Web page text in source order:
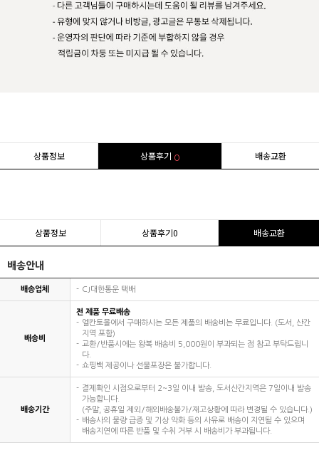
상품정보 상품후기 0 배송교환
상품정보 상품후기0 배송교환
배송안내
배송업체 CJ대한통운 택배
배송비
전 제품 무료배송
엘칸토몰에서 구매하시는 모든 제품의 배송비는 무료입니다. (도서, 산간
지역 포함)
교환/반품시에는 왕복 배송비 5,000원이 부과되는 점 참고 부탁드립니
다.
쇼핑백 제공이나 선물포장은 불가합니다.
배송기간
결제확인 시점으로부터 2~3일 이내 발송, 도서산간지역은 7일이내 발송
가능합니다.
(주말, 공휴일 제외/해외배송불가/재고상황에 따라 변경될 수 있습니다.)
배송사의 물량 급증 및 기상 악화 등의 사유로 배송이 지연될 수 있으며
배송지연에 따른 반품 및 수취 거부 시 배송비가 부과됩니다.